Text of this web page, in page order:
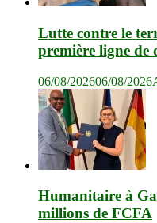
Lutte contre le
première ligne de
06/08/202606/08/2026
Humanitaire à
millions de FCFA